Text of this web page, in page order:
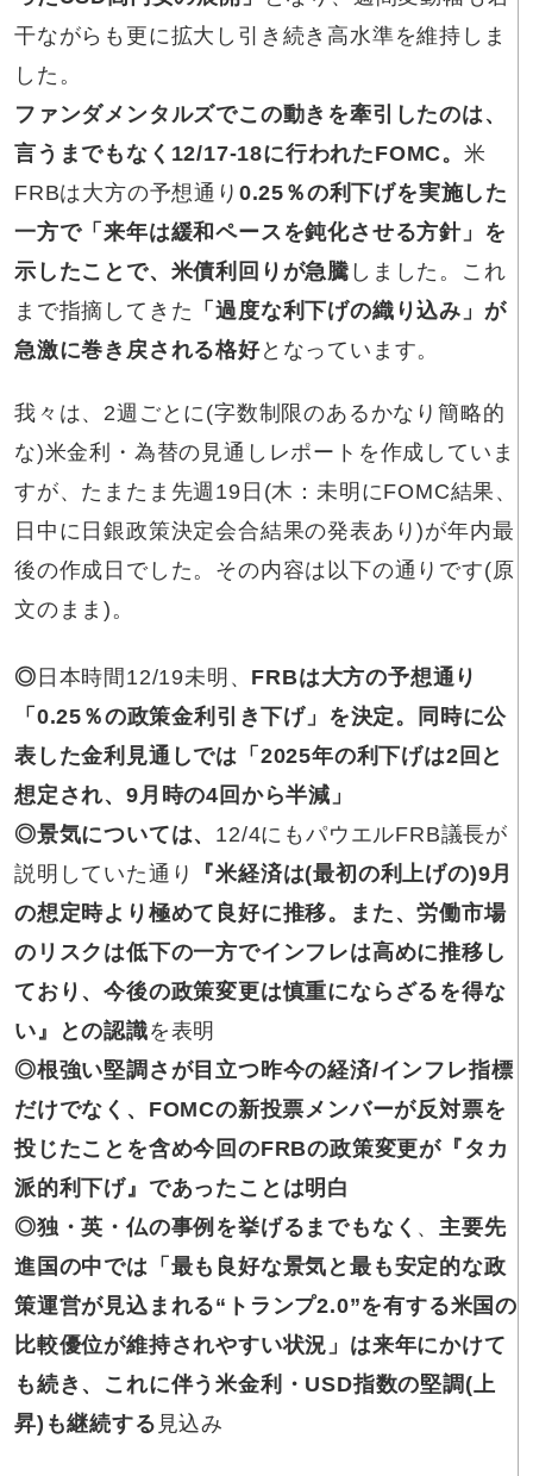
干ながらも更に拡大し引き続き高水準を維持しま
した。
ファンダメンタルズでこの動きを牽引したのは、
言うまでもなく12/17-18に行われたFOMC。 米
FRBは大方の予想通り 0.25％の利下げを実施した
一方で「来年は緩和ペースを鈍化させる方針」を
示したことで、米債利回りが急騰 しました。これ
まで指摘してきた 「過度な利下げの織り込み」が
急激に巻き戻される格好となっています。
我々は、2週ごとに(字数制限のあるかなり簡略的
な)米金利・為替の見通しレポートを作成していま
すが、たまたま先週19日(木：未明にFOMC結果、
日中に日銀政策決定会合結果の発表あり)が年内最
後の作成日でした。その内容は以下の通りです(原
文のまま)。
◎ 日本時間12/19未明、 FRBは大方の予想通り
「0.25％の政策金利引き下げ」を決定。同時に公
表した金利見通しでは「2025年の利下げは2回と
想定され、9月時の4回から半減」
◎景気については、 12/4にもパウエルFRB議長が
説明していた通り
『米経済は(最初の利上げの)9月
の想定時より極めて良好に推移。また、労働市場
のリスクは低下の一方でインフレは高めに推移し
ており、今後の政策変更は慎重にならざるを得な
い』との認識を表明
◎根強い堅調さが目立つ昨今の経済/インフレ指標
だけでなく、FOMCの新投票メンバーが反対票を
投じたことを含め今回のFRBの政策変更が『タカ
派的利下げ』であったことは明白
◎独・英・仏の事例を挙げるまでもなく 、 主要先
進国の中では「最も良好な景気と最も安定的な政
策運営が見込まれる“トランプ2.0”を有する米国の
比較優位が維持されやすい状況」は来年にかけて
も続き、これに伴う米金利・USD指数の堅調(上
昇)も継続する 見込み